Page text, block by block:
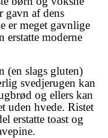
gavn af dens
er meget gavnlige
erstatte moderne
(en slags gluten)
svedjerugen kan
og ellers kan
uden hvede. Ristet
erstatte toast og